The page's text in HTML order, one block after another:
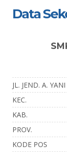
Data
JL. JEND. A.
KEC.
KAB.
PROV.
KODE POS